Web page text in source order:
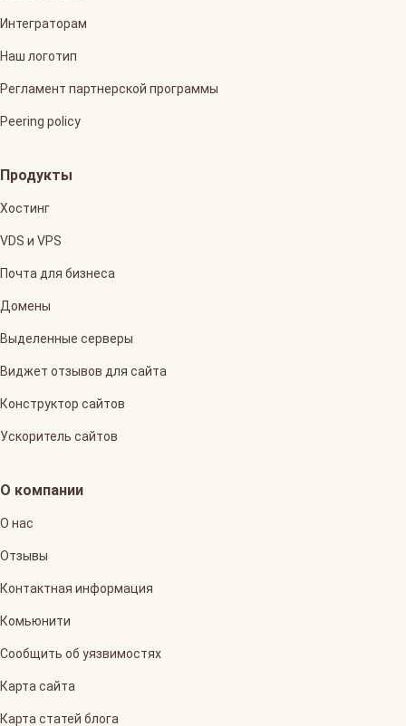
Интеграторам
Наш логотип
Регламент партнерской программы
Peering policy
Продукты
Хостинг
VDS и VPS
Почта для бизнеса
Домены
Выделенные серверы
Виджет отзывов для сайта
Конструктор сайтов
Ускоритель сайтов
О компании
О нас
Отзывы
Контактная информация
Комьюнити
Сообщить об уязвимостях
Карта сайта
Карта статей блога